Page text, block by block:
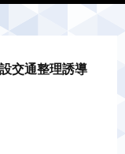
交通整理誘導